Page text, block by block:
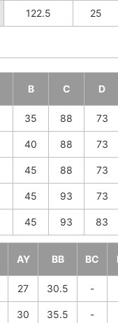
122.5 25
B C D
35 88 73
40 88 73
45 88 73
45 93 73
45 93 83
AY BB BC
27 30.5 -
30 35.5 -